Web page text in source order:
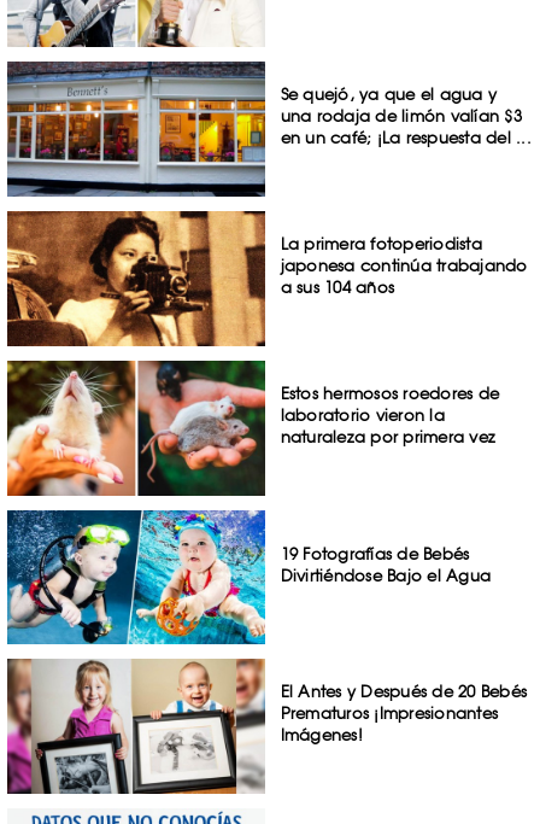
Se quejó, ya que el agua y
una rodaja de limón valían $3
en un café; ¡La respuesta del ...
La primera fotoperiodista
japonesa continúa trabajando
a sus 104 años
Estos hermosos roedores de
laboratorio vieron la
naturaleza por primera vez
19 Fotografías de Bebés
Divirtiéndose Bajo el Agua
El Antes y Después de 20 Bebés
Prematuros ¡Impresionantes
Imágenes!